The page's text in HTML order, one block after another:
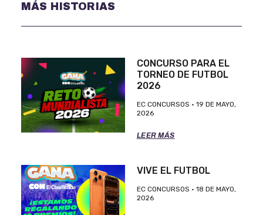
MÁS HISTORIAS
CONCURSO PARA EL
TORNEO DE FUTBOL
2026
EC CONCURSOS
19 DE MAYO,
2026
LEER MÁS
VIVE EL FUTBOL
EC CONCURSOS
18 DE MAYO,
2026